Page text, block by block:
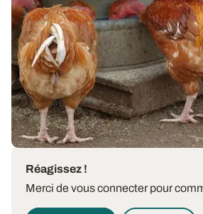
Valorisation animale -
lettres News@lim
Cette lettre technique propose une
résultats d'essais d'ARVALIS sur...
30 JUIN 2026
Réagissez !
Merci de vous connecter pour